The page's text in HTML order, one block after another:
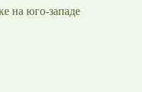
на юго-западе